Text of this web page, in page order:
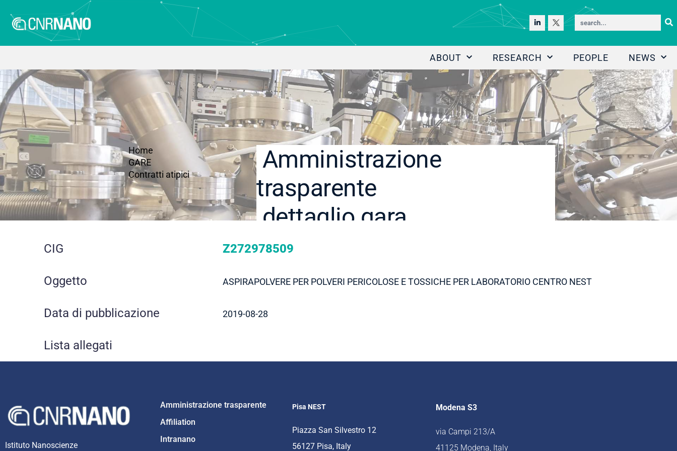
ABOUT RESEARCH PEOPLE NEWS
Home
GARE
Contratti atipici
Amministrazione
trasparente
dettaglio gara
CIG Z272978509
Oggetto ASPIRAPOLVERE PER POLVERI PERICOLOSE E TOSSICHE PER LABORATORIO CENTRO NEST
Data di pubblicazione 2019-08-28
Lista allegati
Istituto Nanoscienze
Amministrazione trasparente
Affiliation
Intranano
Pisa NEST
Piazza San Silvestro 12
56127 Pisa, Italy
Modena S3
via Campi 213/A
41125 Modena, Italy